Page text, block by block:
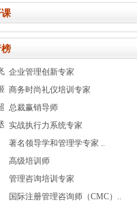
企业管理创新专家
商务时尚礼仪培训专家
总裁赢销导师
实战执行力系统专家
著名领导学和管理学专家 ..
高级培训师
管理咨询培训专家
国际注册管理咨询师（CMC）..